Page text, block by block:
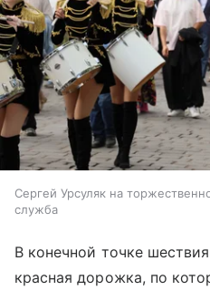
Сергей Урсуляк на
служба
В конечной точке
красная дорожка, по